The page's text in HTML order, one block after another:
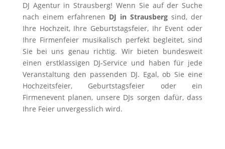
DJ Agentur in Strausberg! Wenn Sie auf der Suche
nach einem erfahrenen DJ in Strausberg sind, der
Ihre Hochzeit, Ihre Geburtstagsfeier, Ihr Event oder
Ihre Firmenfeier musikalisch perfekt begleitet, sind
Sie bei uns genau richtig. Wir bieten bundesweit
einen erstklassigen DJ-Service und haben für jede
Veranstaltung den passenden DJ. Egal, ob Sie eine
Hochzeitsfeier, Geburtstagsfeier oder ein
Firmenevent planen, unsere DJs sorgen dafür, dass
Ihre Feier unvergesslich wird.